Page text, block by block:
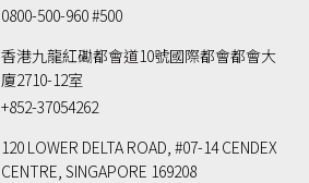
0800-500-960 #500
香港九龍紅磡都會道10號國際都會都會大
廈2710-12室
+852-37054262
120 LOWER DELTA ROAD, #07-14 CENDEX
CENTRE, SINGAPORE 169208